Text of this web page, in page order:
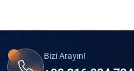
Bizi Arayın!